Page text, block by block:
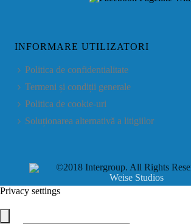
INFORMARE UTILIZATORI
Politica de confidentialitate
Termeni și condiții generale
Politica de cookie-uri
Soluționarea alternativă a litigiilor
©2018 Intergroup. All Rights
Weise Studios
Privacy settings